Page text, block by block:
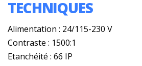
TECHNIQUES
Alimentation : 24/115-230 V
Contraste : 1500:1
Etanchéité : 66 IP